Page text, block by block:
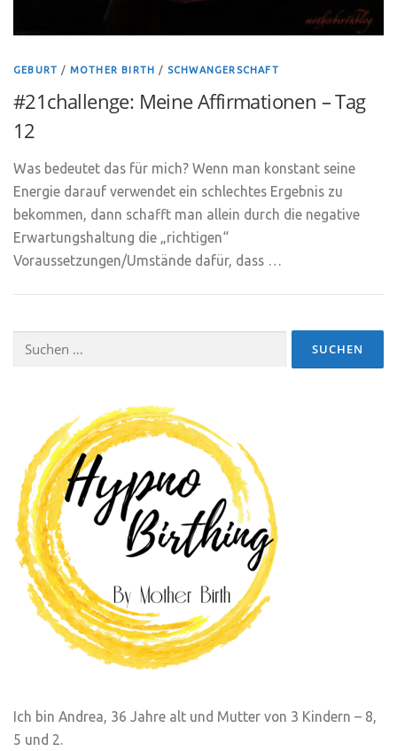
GEBURT / MOTHER BIRTH / SCHWANGERSCHAFT
#21challenge: Meine Affirmationen – Tag
12
Was bedeutet das für mich? Wenn man konstant seine
Energie darauf verwendet ein schlechtes Ergebnis zu
bekommen, dann schafft man allein durch die negative
Erwartungshaltung die „richtigen“
Voraussetzungen/Umstände dafür, dass …
Suchen
Ich bin Andrea, 36 Jahre alt und Mutter von 3 Kindern – 8,
5 und 2.